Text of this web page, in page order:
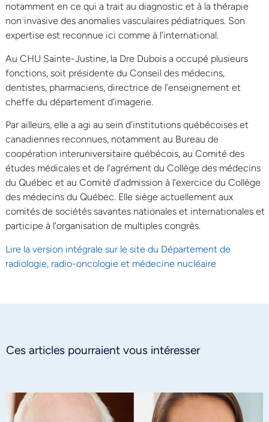
notamment en ce qui a trait au diagnostic et à la thérapie
non invasive des anomalies vasculaires pédiatriques. Son
expertise est reconnue ici comme à l’international.
Au CHU Sainte-Justine, la Dre Dubois a occupé plusieurs
fonctions, soit présidente du Conseil des médecins,
dentistes, pharmaciens, directrice de l’enseignement et
cheffe du département d’imagerie.
Par ailleurs, elle a agi au sein d’institutions québécoises et
canadiennes reconnues, notamment au Bureau de
coopération interuniversitaire québécois, au Comité des
études médicales et de l’agrément du Collège des médecins
du Québec et au Comité d’admission à l’exercice du Collège
des médecins du Québec. Elle siège actuellement aux
comités de sociétés savantes nationales et internationales et
participe à l’organisation de multiples congrès.
Lire la version intégrale sur le site du Département de
radiologie, radio-oncologie et médecine nucléaire
Ces articles pourraient vous intéresser